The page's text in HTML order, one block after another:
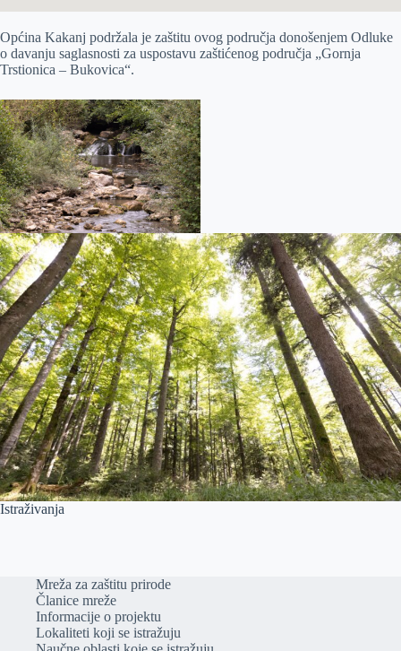
Općina Kakanj podržala je zaštitu ovog područja donošenjem Odluke
o davanju saglasnosti za uspostavu zaštićenog područja „Gornja
Trstionica – Bukovica“.
Istraživanja
Mreža za zaštitu prirode
Članice mreže
Informacije o projektu
Lokaliteti koji se istražuju